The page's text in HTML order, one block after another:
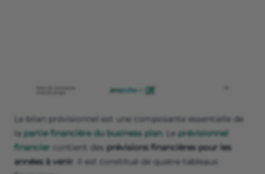
Le bilan prévisionnel est une composante essentielle de
la partie financière du business plan. Le prévisionnel
financier contient des prévisions financières pour les
années à venir . Il est constitué de quatre tableaux